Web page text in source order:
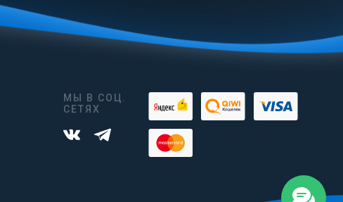
МЫ В СОЦ.
СЕТЯХ